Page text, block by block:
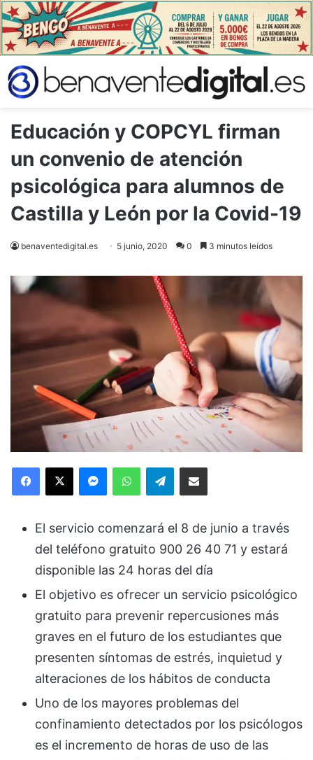
Educación y COPCYL firman
un convenio de atención
psicológica para alumnos de
Castilla y León por la Covid-19
benaventedigital.es 5 junio, 2020 0 3 minutos leídos
Facebook
X MessengerWhatsAppTelegramCompartir via Email
El servicio comenzará el 8 de junio a través
del teléfono gratuito 900 26 40 71 y estará
disponible las 24 horas del día
El objetivo es ofrecer un servicio psicológico
gratuito para prevenir repercusiones más
graves en el futuro de los estudiantes que
presenten síntomas de estrés, inquietud y
alteraciones de los hábitos de conducta
Uno de los mayores problemas del
confinamiento detectados por los psicólogos
es el incremento de horas de uso de las